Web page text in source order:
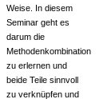
Weise. In diesem
Seminar geht es
darum die
Methodenkombination
zu erlernen und
beide Teile sinnvoll
zu verknüpfen und